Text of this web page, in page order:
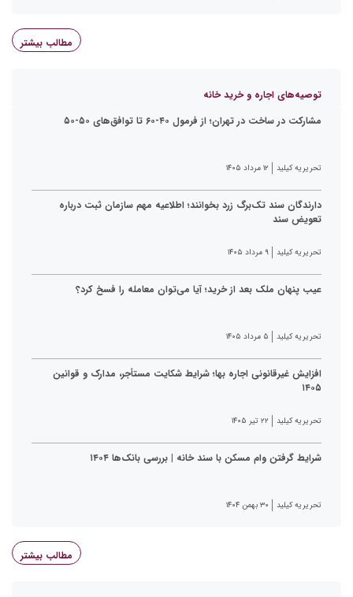
مطالب بیشتر
توصیه‌های اجاره و خرید خانه
مشارکت در ساخت در تهران؛ از فرمول ۴۰-۶۰ تا توافق‌های ۵۰-۵۰
تحریریه کیلید ۱۲ مرداد ۱۴۰۵
دارندگان سند تک‌برگ زرد بخوانند؛ اطلاعیه مهم سازمان ثبت درباره
تعویض سند
تحریریه کیلید ۹ مرداد ۱۴۰۵
عیب پنهان ملک بعد از خرید؛ آیا می‌توان معامله را فسخ کرد؟
تحریریه کیلید ۵ مرداد ۱۴۰۵
افزایش غیرقانونی اجاره بها؛ شرایط شکایت مستأجر، مدارک و قوانین
۱۴۰۵
تحریریه کیلید ۲۲ تیر ۱۴۰۵
شرایط گرفتن وام مسکن با سند خانه | بررسی بانک‌ها ۱۴۰۴
تحریریه کیلید ۳۰ بهمن ۱۴۰۴
مطالب بیشتر